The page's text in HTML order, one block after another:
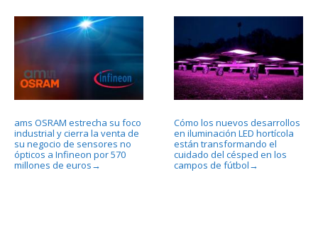
ams OSRAM estrecha su foco
industrial y cierra la venta de
su negocio de sensores no
ópticos a Infineon por 570
millones de euros →
Cómo los nuevos desarrollos
en iluminación LED hortícola
están transformando el
cuidado del césped en los
campos de fútbol →